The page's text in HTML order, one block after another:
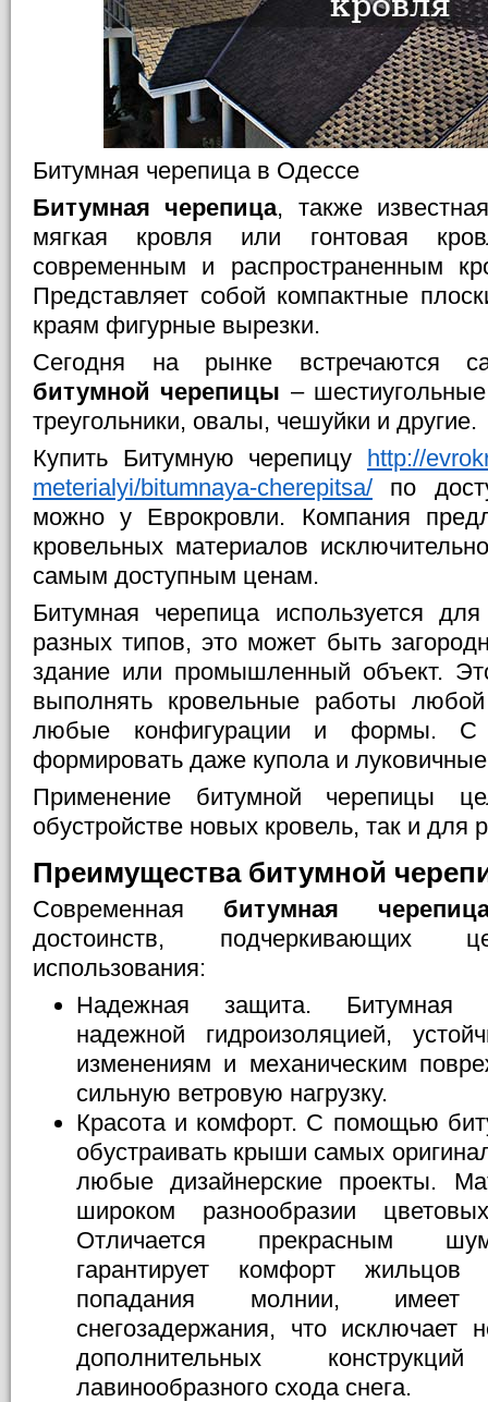
Битумная черепица в Одессе
Битумная черепица, также
мягкая кровля или гонтовая
современным и распространенным
Представляет собой компактные
краям фигурные вырезки.
Сегодня на рынке встречаются
битумной черепицы –
треугольники, овалы, чешуйки и другие.
Купить Битумную черепицу http://
meterialyi/bitumnaya-cherepitsa/ по
можно у Еврокровли. Компания
кровельных материалов
самым доступным ценам.
Битумная черепица используется
разных типов, это может быть
здание или промышленный объект.
выполнять кровельные работы
любые конфигурации и формы.
формировать даже купола и
Применение битумной черепицы
обустройстве новых кровель, так и
Преимущества битумной
Современная битумная
достоинств, подчеркивающих
использования:
Надежная защита. Битумная
надежной гидроизоляцией,
изменениям и механическим
сильную ветровую нагрузку.
Красота и комфорт. С помощью
обустраивать крыши самых
любые дизайнерские проекты.
широком разнообразии
Отличается прекрасным
гарантирует комфорт
попадания молнии, имеет
снегозадержания, что исключает
дополнительных
лавинообразного схода снега.